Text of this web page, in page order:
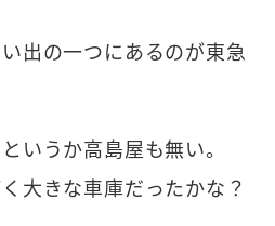
出の一つにあるのが東急
いうか高島屋も無い。
大きな車庫だったかな？